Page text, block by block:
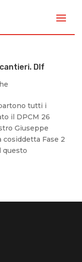
Dlf
tutti i
il DPCM 26
Giuseppe
cosiddetta Fase 2
questo